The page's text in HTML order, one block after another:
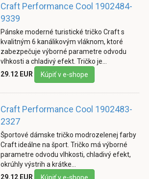
Craft Performance Cool 1902484-
9339
Pánske moderné turistické tričko Craft s
kvalitným 6 kanálikovým vláknom, ktoré
zabezpečuje výborné parametre odvodu
vlhkosti a chladivý efekt. Tričko je…
29.12 EUR
Kúpiť v e-shope
Craft Performance Cool 1902483-
2327
Športové dámske tričko modrozelenej farby
Craft ideálne na šport. Tričko má výborné
parametre odvodu vlhkosti, chladivý efekt,
okrúhly výstrih a krátke…
29.12 EUR